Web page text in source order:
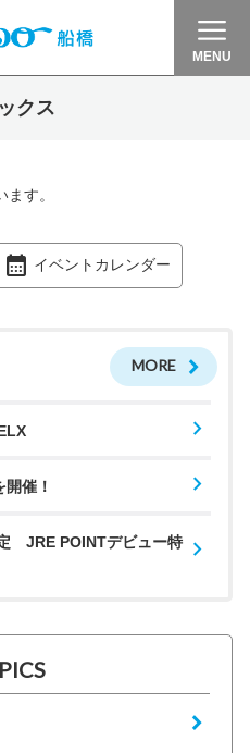
MENU
クス
す。
イベントカレンダー
MORE
催！
JRE POINTデビュー特